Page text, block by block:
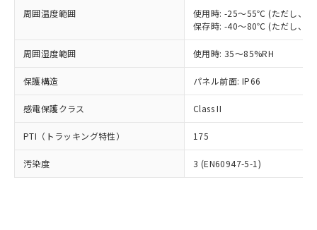
周囲温度範囲
使用時: -25～55℃ (ただし、氷
保存時: -40～80℃ (ただし、氷
周囲湿度範囲 使用時: 35～85%RH
保護構造 パネル前面: IP66
感電保護クラス Class II
PTI（トラッキング特性） 175
汚染度 3 (EN60947-5-1)
メンバーズにご登録されている必要が
登録された部品リストについて、当社
および当社の共同利用者が、当社の製
品・サービスに関するお客様との取
引・商談に必要な範囲で利用すること
※当社の共同利用者とは、"個人情報
の「1.共同利
用者の範囲」に記載されている法人を
指します。
※3 非含有証明書ダウンロード
下記の非含有証明書をダウンロードするこ
EU RoHS指令（10物質）の非含有証明書
51物質の非含有証明書（当社基準）
※本証明書は発行日時点で非含有を証明す
るもので、過去に遡って非含有を証明する
及ぼさない年数を意味します。
「－」：未確認です。当社販売部門へお問
り引きをいたしません。
情報を公開していない機種